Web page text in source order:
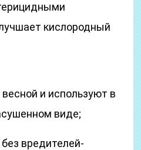
кислородный
и используют в
виде;
вредителей-